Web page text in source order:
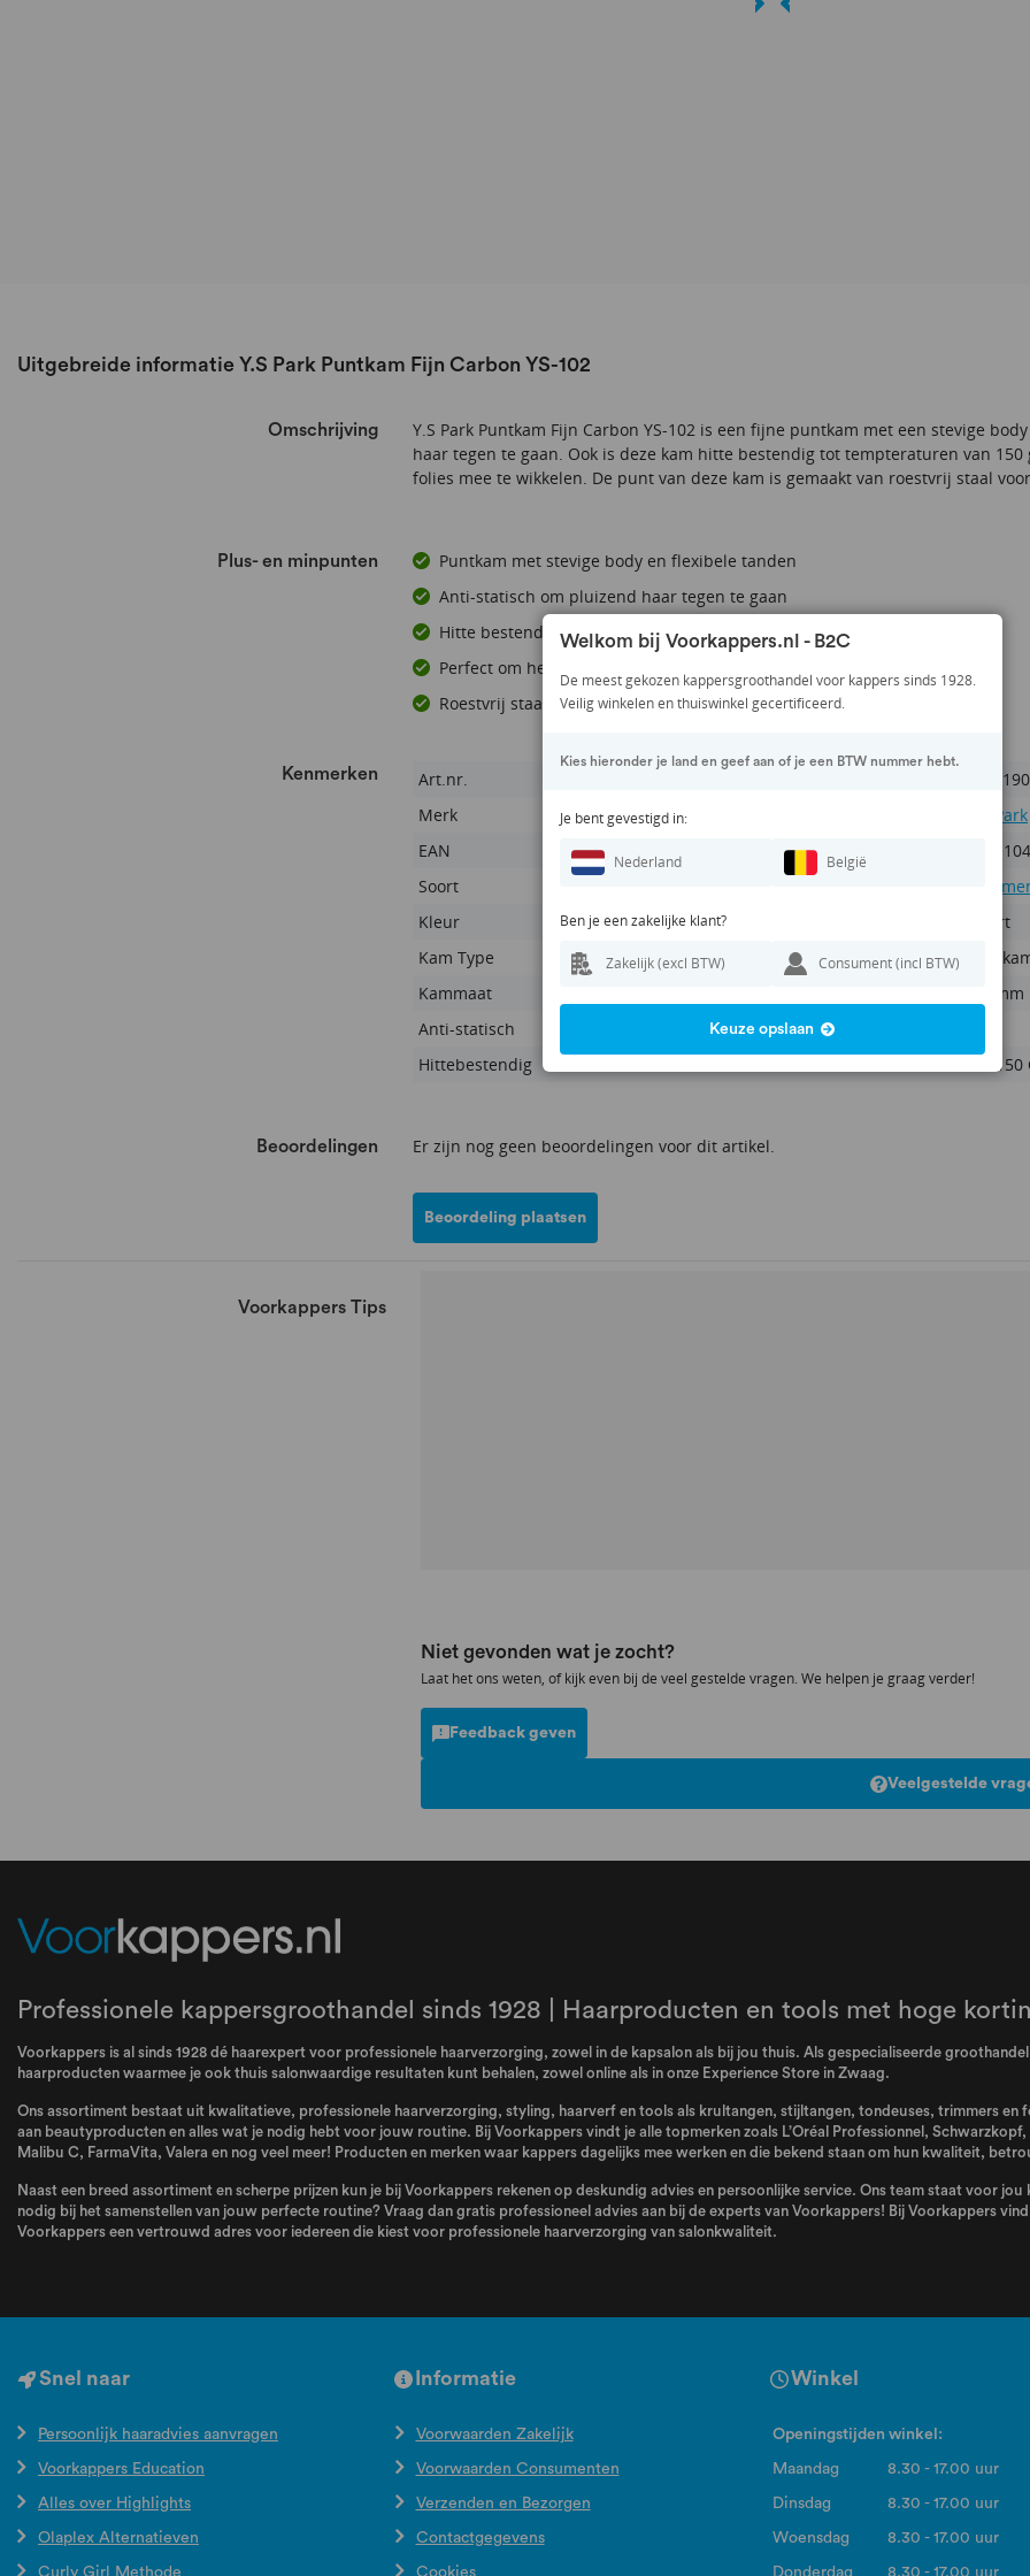
Uitgebreide informatie Y.S Park Puntkam Fijn Carbon YS-102
Omschrijving
Y.S Park Puntkam Fijn Carbon YS-102 is een fijne puntkam met een stevige
haar tegen te gaan. Ook is deze kam hitte bestendig tot tempteraturen van
folies mee te wikkelen. De punt van deze kam is gemaakt van roestvrij staal
Plus- en minpunten
Puntkam met stevige body en flexibele tanden
Anti-statisch om pluizend haar tegen te gaan
Hitte bestendig tot temperaturen van 150 graden
Perfect om het haar te touperen of sneller folies te wikkkelen
Roestvrij staal voor een extra lange levensduur
Kenmerken Kenmerken
Art.nr.
KAM190
Merk
Y.S Park
EAN
Soort
Kleur
Zwart
Kam Type
Kammaat
225mm
Anti-statisch
Hittebestendig
Tot 150
Beoordelingen Er zijn nog geen beoordelingen voor dit artikel.
Beoordeling plaatsen
Voorkappers Tips
Niet gevonden wat je zocht?
Laat het ons weten, of kijk even bij de veel gestelde vragen. We helpen je graag verder!
Feedback geven
Veelgestelde
Professionele kappersgroothandel sinds 1928 | Haarproducten en tools met hoge
Voorkappers is al sinds 1928 dé haarexpert voor professionele haarverzorging, zowel in de kapsalon als bij jou thuis. Als gespecialiseerde
haarproducten waarmee je ook thuis salonwaardige resultaten kunt behalen, zowel online als in onze Experience Store in Zwaag.
Ons assortiment bestaat uit kwalitatieve, professionele haarverzorging, styling, haarverf en tools als krultangen, stijltangen, tondeuses, trimmers
aan beautyproducten en alles wat je nodig hebt voor jouw routine. Bij Voorkappers vindt je alle topmerken zoals L’Oréal Professionnel , Schwarzkopf,
Malibu C, FarmaVita, Valera en nog veel meer! Producten en merken waar kappers dagelijks mee werken en die bekend staan om hun kwaliteit,
Naast een breed assortiment en scherpe prijzen kun je bij Voorkappers rekenen op deskundig advies en persoonlijke service. Ons team staat voor
nodig bij het samenstellen van jouw perfecte routine? Vraag dan gratis professioneel advies aan bij de experts van Voorkappers! Bij Voorkappers
Voorkappers een vertrouwd adres voor iedereen die kiest voor professionele haarverzorging van salonkwaliteit.
Snel naar Informatie Winkel
Persoonlijk haaradvies aanvragen
Voorkappers Education
Alles over Highlights
Olaplex Alternatieven
Curly Girl Methode
Voorwaarden Zakelijk
Voorwaarden Consumenten
Verzenden en Bezorgen
Contactgegevens
Cookies
Openingstijden winkel:
Maandag 8.30 - 17.00 uur
Dinsdag 8.30 - 17.00 uur
Woensdag 8.30 - 17.00 uur
Donderdag 8.30 - 17.00 uur
Welkom bij Voorkappers.nl - B2C
De meest gekozen kappersgroothandel voor kappers sinds 1928.
Veilig winkelen en thuiswinkel gecertificeerd.
Kies hieronder je land en geef aan of je een BTW nummer hebt.
Je bent gevestigd in:
Nederland België
Ben je een zakelijke klant?
Zakelijk (excl BTW) Consument (incl BTW)
Keuze opslaan